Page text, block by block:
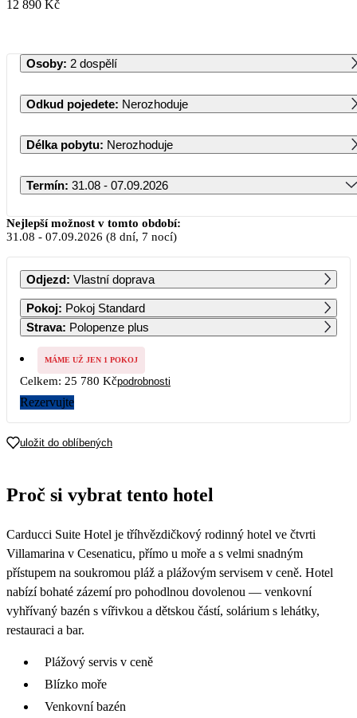
12 890 Kč
Osoby: 2 dospělí
Odkud pojedete: Nerozhoduje
Délka pobytu: Nerozhoduje
Termín: 31.08 - 07.09.2026
Srpen 2026
PO ÚT ST ČT PÁ SO NE
1 2
3 4 5 6 7 8 9
10 11 12
17 18 19 20 21 22 23
Nejlepší možnost v tomto období:
31.08 - 07.09.2026 (8 dní, 7 nocí)
Odjezd: Vlastní doprava
Pokoj: Pokoj Standard
Strava: Polopenze plus
MÁME UŽ JEN 1 POKOJ
Celkem: 25 780 Kčpodrobnosti
Rezervujte
uložit do oblíbených
Proč si vybrat tento hotel
Carducci Suite Hotel je tříhvězdičkový rodinný hotel ve čtvrti
Villamarina v Cesenaticu, přímo u moře a s velmi snadným
přístupem na soukromou pláž a plážovým servisem v ceně. Hotel
nabízí bohaté zázemí pro pohodlnou dovolenou — venkovní
vyhřívaný bazén s vířivkou a dětskou částí, solárium s lehátky,
restauraci a bar.
Plážový servis v ceně
Blízko moře
Venkovní bazén